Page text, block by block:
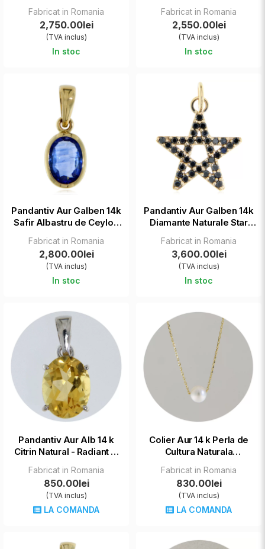
Naturale - Creativitate si
Armonie
Fabricat in Romania
2,750.00lei
(TVA inclus)
In stoc
Naturale - Rafinament si
Puritate
Fabricat in Romania
2,550.00lei
(TVA inclus)
In stoc
Pandantiv Aur Galben 14k
Safir Albastru de Ceylon
Naturala
Fabricat in Romania
2,800.00lei
(TVA inclus)
In stoc
Pandantiv Aur Galben 14k
Diamante Naturale Star
Fabricat in Romania
3,600.00lei
(TVA inclus)
In stoc
Pandantiv Aur Alb 14 k
Citrin Natural - Radiant si
Fabricat in Romania
850.00lei
(TVA inclus)
LA COMANDA
Colier Aur 14 k Perla de
Cultura Naturala
Pura
Fabricat in Romania
830.00lei
(TVA inclus)
LA COMANDA